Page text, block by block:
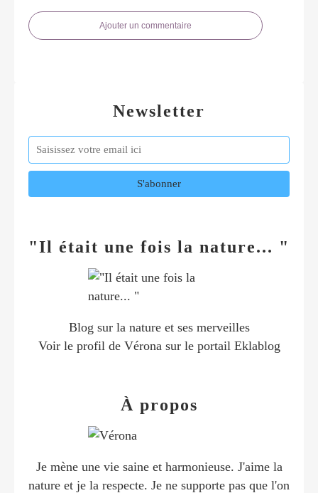
Ajouter un commentaire
Newsletter
"Il était une fois la nature... "
Blog sur la nature et ses merveilles
Voir le profil de Vérona sur le portail Eklablog
À propos
Je mène une vie saine et harmonieuse. J'aime la
nature et je la respecte. Je ne supporte pas que l'on